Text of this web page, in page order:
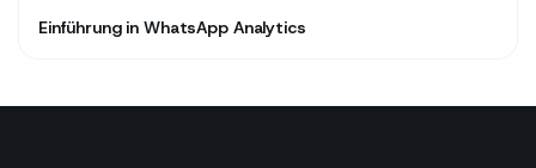
Einführung in WhatsApp Analytics